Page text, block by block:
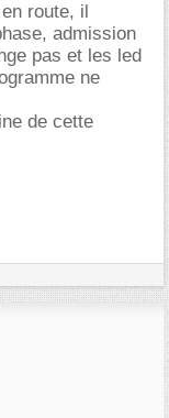
route, il
admission
pas et les led
ne
de cette